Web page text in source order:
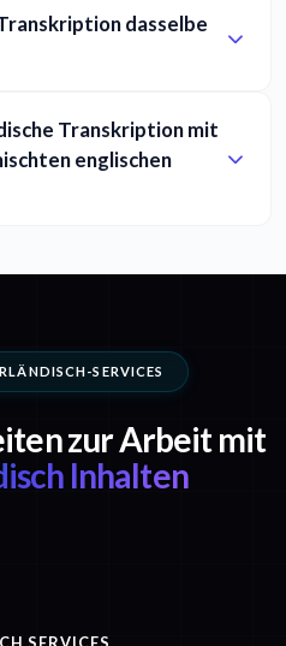
dasselbe
Transkription mit
englischen
SERVICES
zur Arbeit mit
Inhalten